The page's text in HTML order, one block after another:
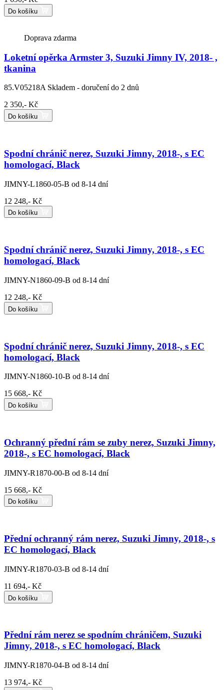
Do košíku
Doprava zdarma
Loketní opěrka Armster 3, Suzuki Jimny IV, 2018- ,
tkanina
85.V05218A Skladem - doručení do 2 dnů
2 350,- Kč
Do košíku
Spodní chránič nerez, Suzuki Jimny, 2018-, s EC
homologací, Black
JIMNY-L1860-05-B od 8-14 dní
12 248,- Kč
Do košíku
Spodní chránič nerez, Suzuki Jimny, 2018-, s EC
homologací, Black
JIMNY-N1860-09-B od 8-14 dní
12 248,- Kč
Do košíku
Spodní chránič nerez, Suzuki Jimny, 2018-, s EC
homologací, Black
JIMNY-N1860-10-B od 8-14 dní
15 668,- Kč
Do košíku
Ochranný přední rám se zuby nerez, Suzuki Jimny,
2018-, s EC homologací, Black
JIMNY-R1870-00-B od 8-14 dní
15 668,- Kč
Do košíku
Přední ochranný rám nerez, Suzuki Jimny, 2018-, s
EC homologací, Black
JIMNY-R1870-03-B od 8-14 dní
11 694,- Kč
Do košíku
Přední rám nerez se spodním chráničem, Suzuki
Jimny, 2018-, s EC homologací, Black
JIMNY-R1870-04-B od 8-14 dní
13 974,- Kč